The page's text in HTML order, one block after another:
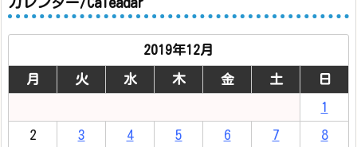
2019年12月
月 火 水 木 金 土 日
1
2 3 4 5 6 7 8